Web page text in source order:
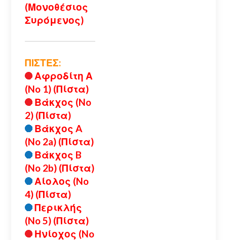
(Μονοθέσιος
Συρόμενος)
ΠΙΣΤΕΣ:
Αφροδίτη Α
(No 1) (Πίστα)
Βάκχος (No
2) (Πίστα)
Βάκχος A
(No 2a) (Πίστα)
Βάκχος B
(No 2b) (Πίστα)
Αίολος (No
4) (Πίστα)
Περικλής
(No 5) (Πίστα)
Ηνίοχος (No